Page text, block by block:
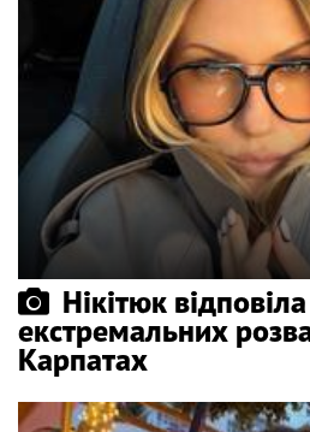
Нікітюк
екстремальних
Карпатах